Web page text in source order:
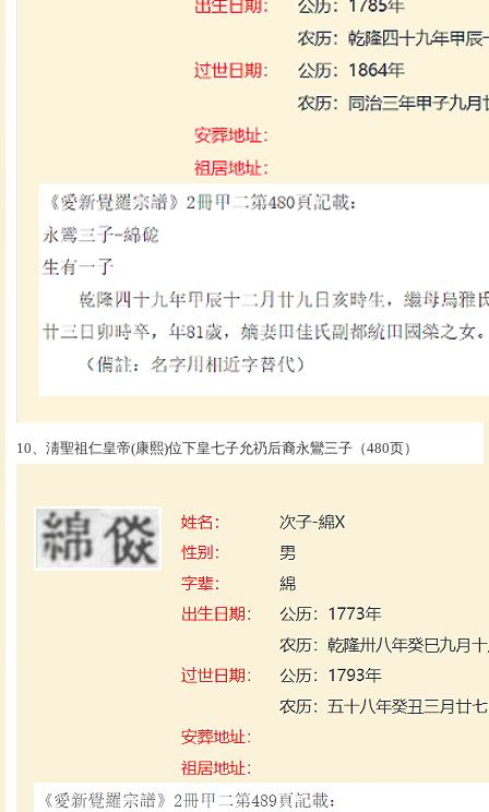
10、淸聖祖仁皇帝(康熙)位下皇七子允礽后裔永鸞三子（480页）